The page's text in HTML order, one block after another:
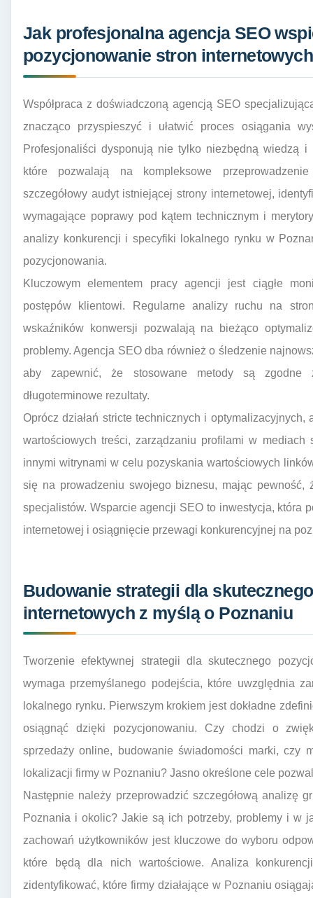
Jak profesjonalna agencja SEO
pozycjonowanie stron
Współpraca z doświadczoną agencją SEO
znacząco przyspieszyć i ułatwić proces osiągania
Profesjonaliści dysponują nie tylko niezbędną wiedzą
które pozwalają na kompleksowe
szczegółowy audyt istniejącej strony internetowej,
wymagające poprawy pod kątem technicznym i
analizy konkurencji i specyfiki lokalnego rynku w
pozycjonowania.
Kluczowym elementem pracy agencji jest ciągłe
postępów klientowi. Regularne analizy ruchu na
wskaźników konwersji pozwalają na bieżąco
problemy. Agencja SEO dba również o śledzenie
aby zapewnić, że stosowane metody są zgodne
długoterminowe rezultaty.
Oprócz działań stricte technicznych i
wartościowych treści, zarządzaniu profilami w mediach
innymi witrynami w celu pozyskania wartościowych
się na prowadzeniu swojego biznesu, mając
specjalistów. Wsparcie agencji SEO to inwestycja, która
internetowej i osiągnięcie przewagi konkurencyjnej na
Budowanie strategii dla
internetowych z myślą o Poznaniu
Tworzenie efektywnej strategii dla skutecznego
wymaga przemyślanego podejścia, które uwzględnia
lokalnego rynku. Pierwszym krokiem jest dokładne
osiągnąć dzięki pozycjonowaniu. Czy chodzi o
sprzedaży online, budowanie świadomości marki, czy
lokalizacji firmy w Poznaniu? Jasno określone cele
Następnie należy przeprowadzić szczegółową analizę
Poznania i okolic? Jakie są ich potrzeby, problemy i w
zachowań użytkowników jest kluczowe do wyboru
które będą dla nich wartościowe. Analiza
zidentyfikować, które firmy działające w Poznaniu